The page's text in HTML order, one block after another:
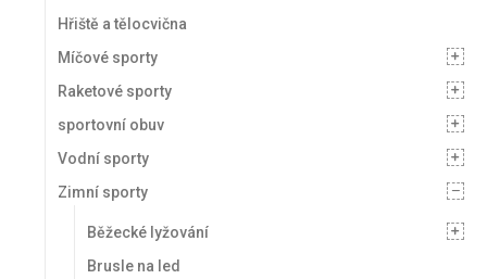
Hřiště a tělocvična
Míčové sporty
Raketové sporty
sportovní obuv
Vodní sporty
Zimní sporty
Běžecké lyžování
Brusle na led